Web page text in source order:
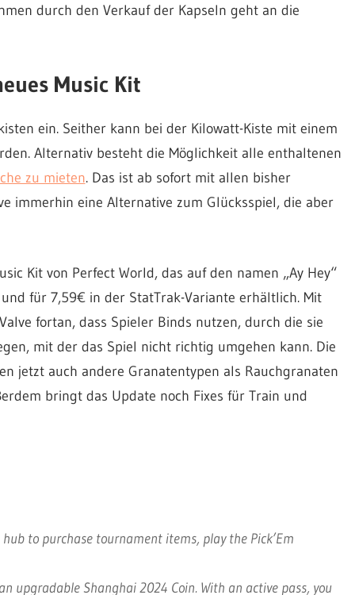
durch den Verkauf der Kapseln geht an die
Music Kit
ein. Seither kann bei der Kilowatt-Kiste mit einem
Alternativ besteht die Möglichkeit alle enthaltenen
zu mieten. Das ist ab sofort mit allen bisher
immerhin eine Alternative zum Glücksspiel, die aber
Kit von Perfect World, das auf den namen „Ay Hey“
für 7,59€ in der StatTrak-Variante erhältlich. Mit
fortan, dass Spieler Binds nutzen, durch die sie
mit der das Spiel nicht richtig umgehen kann. Die
jetzt auch andere Granatentypen als Rauchgranaten
bringt das Update noch Fixes für Train und
to purchase tournament items, play the Pick’Em
upgradable Shanghai 2024 Coin. With an active pass, you